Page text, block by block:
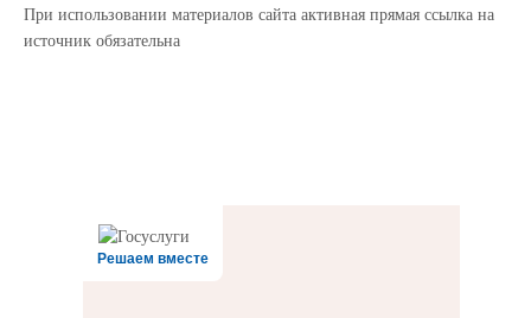
При использовании материалов сайта активная прямая ссылка на
источник обязательна
Решаем вместе